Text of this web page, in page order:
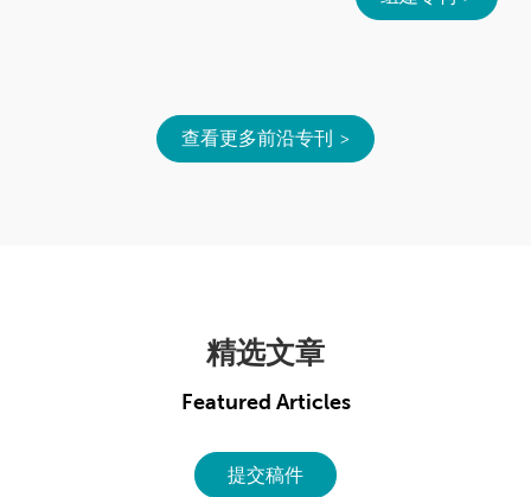
查看更多前沿专刊
精选文章
Featured Articles
提交稿件